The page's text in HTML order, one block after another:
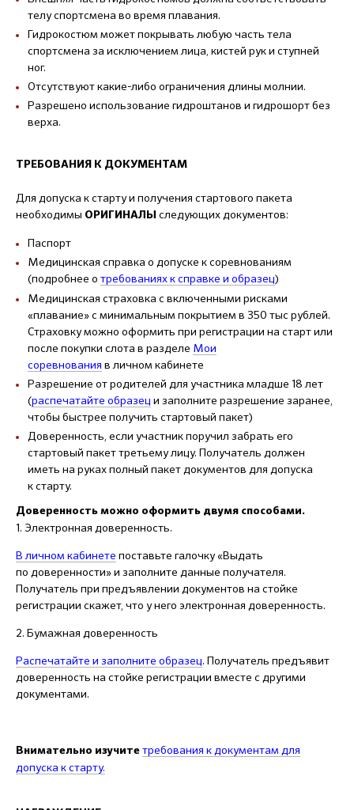
телу спортсмена во время плавания.
Гидрокостюм может покрывать любую часть тела
спортсмена за исключением лица, кистей рук и ступней
ног.
Отсутствуют какие-либо ограничения длины молнии.
Разрешено использование гидроштанов и гидрошорт без
верха.
ТРЕБОВАНИЯ К ДОКУМЕНТАМ
Для допуска к старту и получения стартового пакета
необходимы ОРИГИНАЛЫ следующих документов:
Паспорт
Медицинская справка о допуске к соревнованиям
(подробнее о требованиях к справке и образец)
Медицинская страховка с включенными рисками
«плавание» с минимальным покрытием в 350 тыс рублей.
Страховку можно оформить при регистрации на старт или
после покупки слота в разделе Мои
соревнования в личном кабинете
Разрешение от родителей для участника младше 18 лет
(распечатайте образец и заполните разрешение заранее,
чтобы быстрее получить стартовый пакет)
Доверенность, если участник поручил забрать его
стартовый пакет третьему лицу. Получатель должен
иметь на руках полный пакет документов для допуска
к старту.
Доверенность можно оформить двумя способами.
1. Электронная доверенность.
В личном кабинете поставьте галочку «Выдать
по доверенности» и заполните данные получателя.
Получатель при предъявлении документов на стойке
регистрации скажет, что у него электронная доверенность.
2. Бумажная доверенность
Распечатайте и заполните образец. Получатель предъявит
доверенность на стойке регистрации вместе с другими
документами.
Внимательно изучите требования к документам для
допуска к старту.